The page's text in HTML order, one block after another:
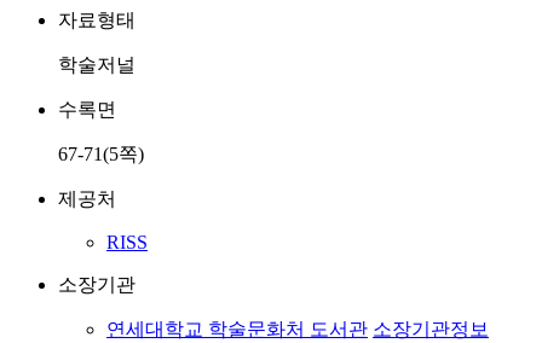
자료형태
학술저널
수록면
67-71(5쪽)
제공처
RISS
소장기관
연세대학교 학술문화처 도서관 소장기관정보